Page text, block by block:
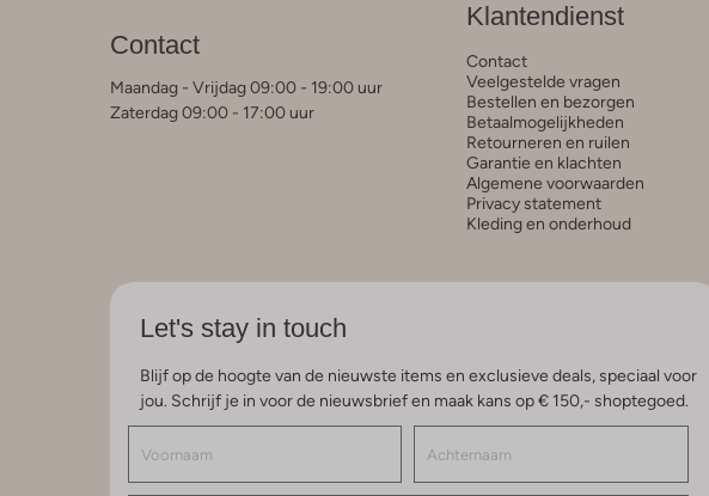
Contact
Maandag - Vrijdag 09:00 - 19:00 uur
Zaterdag 09:00 - 17:00 uur
Klantendienst
Contact
Veelgestelde vragen
Bestellen en bezorgen
Betaalmogelijkheden
Retourneren en ruilen
Garantie en klachten
Algemene voorwaarden
Privacy statement
Kleding en onderhoud
Let's stay in touch
Blijf op de hoogte van de nieuwste items en exclusieve deals, speciaal voor
jou. Schrijf je in voor de nieuwsbrief en maak kans op € 150,- shoptegoed.